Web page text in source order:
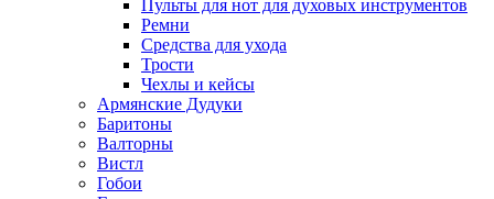
Пульты для нот для духовых инструментов
Ремни
Средства для ухода
Трости
Чехлы и кейсы
Армянские Дудуки
Баритоны
Валторны
Вистл
Гобои